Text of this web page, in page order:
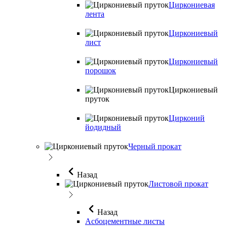
Циркониевая
лента
Циркониевый
лист
Циркониевый
порошок
Циркониевый
пруток
Цирконий
йодидный
Черный прокат
Назад
Листовой прокат
Назад
Асбоцементные листы